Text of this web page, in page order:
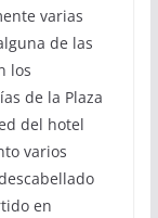
varias
de las
los
de la Plaza
del hotel
varios
en